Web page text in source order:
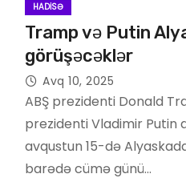
HADISƏ
Tramp və Putin
görüşəcəklər
Avq 10, 2025
ABŞ prezidenti Donald
prezidenti Vladimir Putin
avqustun 15-də
barədə cümə günü…